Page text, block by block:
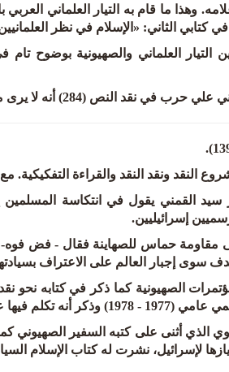
وهذا ما قام به التيار العلماني
كتابي الثاني: «الإسلام في نظر
التيار العلماني والصهيونية بوضوح
أنه لا يرى مانعا من التواصل مع الصهاينة وقبول جوائزهم.
النقد ونقد النقد والقراءة التفكيكية.
إسرائيليين.
سوى إجبار العالم على الاعتراف بسيادتها
جدا. كذا قال: ولا ندري ماذا قال لهم؟.
الذي أثنى على كتبه السفير
لإسرائيل، نشرت له كتاب الإسلام